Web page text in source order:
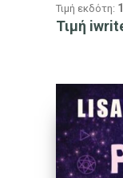
Τιμή εκδότη:
Τιμή